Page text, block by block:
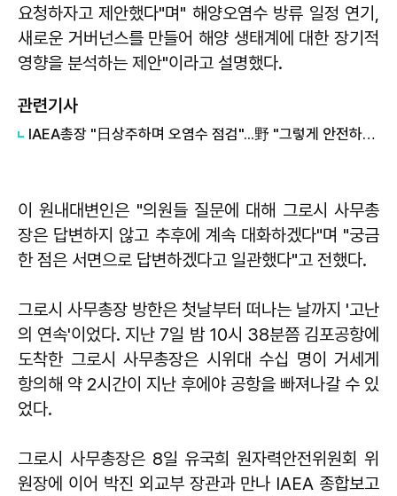
요청하자고 제안했다"며" 해양오염수 방류 일정 연기,
새로운 거버넌스를 만들어 해양 생태계에 대한 장기적
영향을 분석하는 제안"이라고 설명했다.
관련기사
IAEA총장 "日상주하며 오염수 점검"...野 "그렇게 안전하면 日 마셔라"
이 원내대변인은 "의원들 질문에 대해 그로시 사무총
장은 답변하지 않고 추후에 계속 대화하겠다"며 "궁금
한 점은 서면으로 답변하겠다고 일관했다"고 전했다.
그로시 사무총장 방한은 첫날부터 떠나는 날까지 '고난
의 연속'이었다. 지난 7일 밤 10시 38분쯤 김포공항에
도착한 그로시 사무총장은 시위대 수십 명이 거세게
항의해 약 2시간이 지난 후에야 공항을 빠져나갈 수 있
었다.
그로시 사무총장은 8일 유국희 원자력안전위원회 위
원장에 이어 박진 외교부 장관과 만나 IAEA 종합보고